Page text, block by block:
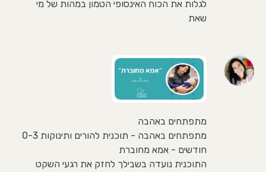
לגלות את הכוח האינסופי הטמון במהות של מי
שאת
מתפתחים באהבה
מתפתחים באהבה - תוכנית להורים ותינוקות 0-3
חודשים - אמא מחוברת
התוכנית נועדה בשבילך לחזק את רגעי השקט